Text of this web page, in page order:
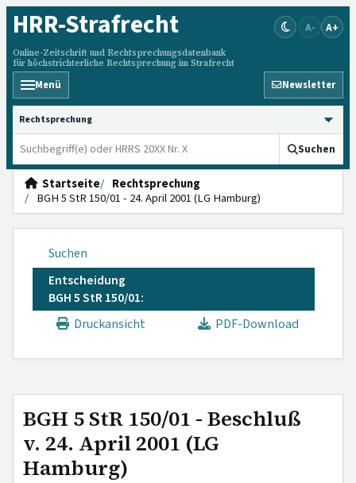
HRR-Strafrecht
Online-Zeitschrift und Rechtsprechungsdatenbank
für höchstrichterliche Rechtsprechung im Strafrecht
A- A+
Menü Newsletter
HRRS durchsuchen
Suchen
Startseite
Rechtsprechung
BGH 5 StR 150/01 - 24. April 2001 (LG Hamburg)
Suchen
Entscheidung
BGH 5 StR 150/01:
Druckansicht
PDF-Download
BGH 5 StR 150/01 - Beschluß
v. 24. April 2001 (LG
Hamburg)